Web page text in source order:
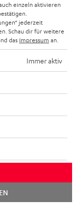
Schwarz
40 Active Mk2 (ET)
18 (ET)
Schwarz
(ET)
einzeln aktivieren
jederzeit
Schau dir für weitere
das Impressum an.
Immer aktiv